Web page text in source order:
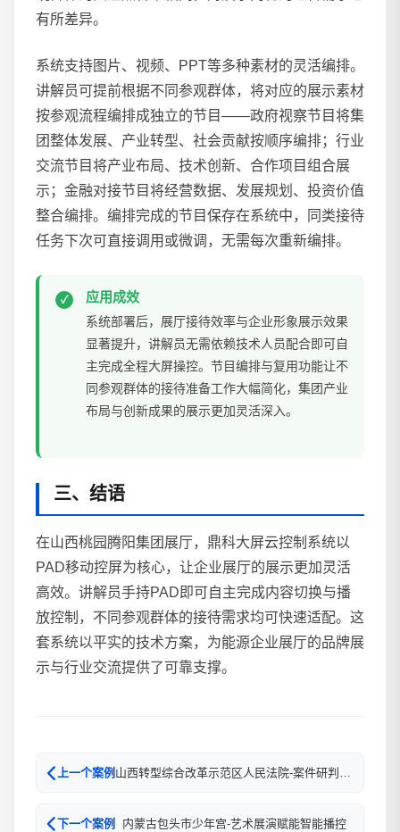
有所差异。
系统支持图片、视频、PPT等多种素材的灵活编排。
讲解员可提前根据不同参观群体，将对应的展示素材
按参观流程编排成独立的节目——政府视察节目将集
团整体发展、产业转型、社会贡献按顺序编排；行业
交流节目将产业布局、技术创新、合作项目组合展
示；金融对接节目将经营数据、发展规划、投资价值
整合编排。编排完成的节目保存在系统中，同类接待
任务下次可直接调用或微调，无需每次重新编排。
应用成效
系统部署后，展厅接待效率与企业形象展示效果
显著提升，讲解员无需依赖技术人员配合即可自
主完成全程大屏操控。节目编排与复用功能让不
同参观群体的接待准备工作大幅简化，集团产业
布局与创新成果的展示更加灵活深入。
三、结语
在山西桃园腾阳集团展厅，鼎科大屏云控制系统以
PAD移动控屏为核心，让企业展厅的展示更加灵活
高效。讲解员手持PAD即可自主完成内容切换与播
放控制，不同参观群体的接待需求均可快速适配。这
套系统以平实的技术方案，为能源企业展厅的品牌展
示与行业交流提供了可靠支撑。
上一个案例
内蒙古包头市少年宫-艺术展演赋能智能播控
下一个案例